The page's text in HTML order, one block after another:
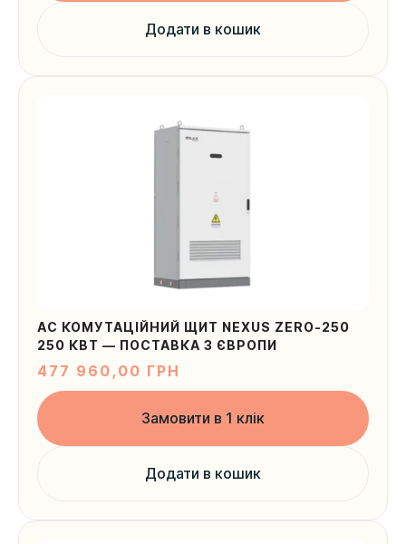
Додати в кошик
AC КОМУТАЦІЙНИЙ ЩИТ NEXUS ZERO-250
250 КВТ — ПОСТАВКА З ЄВРОПИ
477 960,00 ГРН
Замовити в 1 клік
Додати в кошик